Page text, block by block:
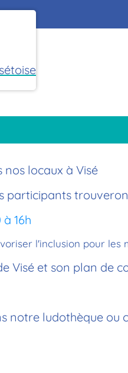
nos locaux à Visé
participants
à 16h
l'inclusion pour les
Visé et son plan de
notre ludothèque ou